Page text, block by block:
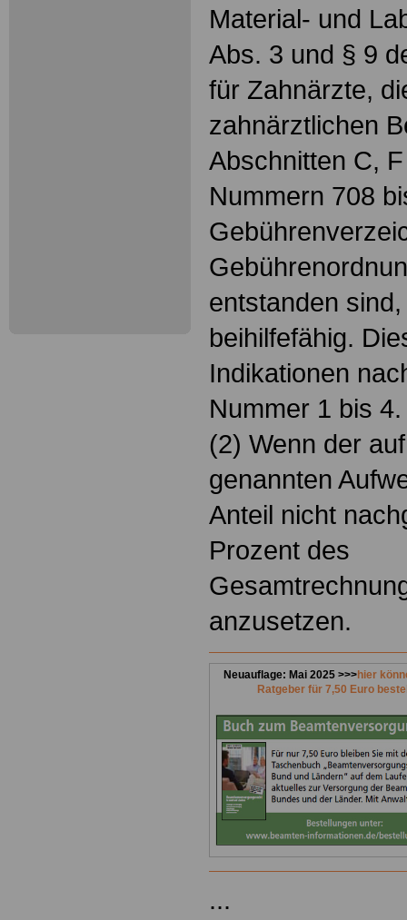
Material- und
Abs. 3 und § 9
für Zahnärzte,
zahnärztlichen
Abschnitten C,
Nummern 708
entstanden
beihilfefähig.
Indikationen
Nummer 1 bis 4.
(2) Wenn der
genannten
Anteil nicht
Prozent des
anzusetzen.
Neuauflage: Mai 2025 >>>hier
Ratgeber für 7,50 Euro
...